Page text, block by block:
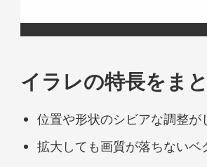
イラレの特長をま
位置や形状のシビアな調整が
拡大しても画質が落ちないベ